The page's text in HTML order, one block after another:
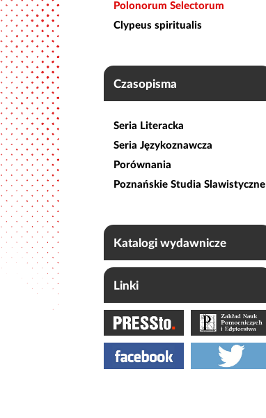
Polonorum Selectorum
Clypeus spiritualis
Czasopisma
Seria Literacka
Seria Językoznawcza
Porównania
Poznańskie Studia Slawistyczne
Katalogi wydawnicze
Linki